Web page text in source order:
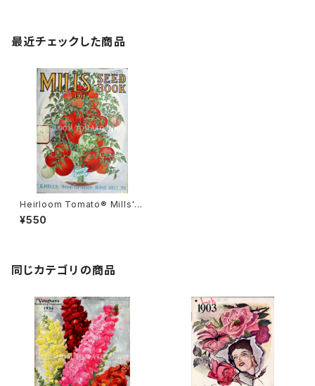
最近チェックした商品
Heirloom Tomato® Mills' E
verybody's Tomato=Every
body's エアルーム・トマト・ミ
¥550
同じカテゴリの商品